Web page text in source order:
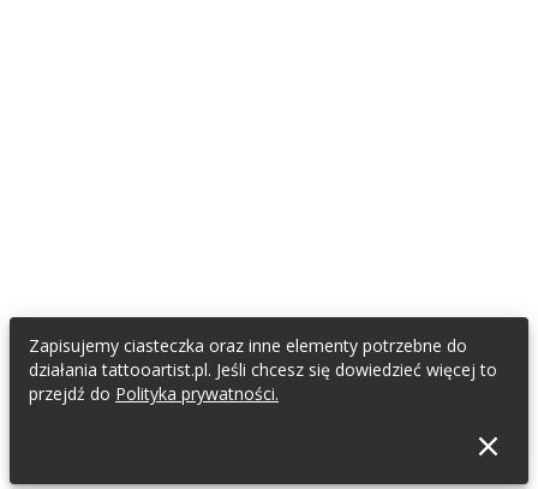
Zapisujemy ciasteczka oraz inne elementy potrzebne do
działania tattooartist.pl. Jeśli chcesz się dowiedzieć więcej to
przejdź do Polityka prywatności.